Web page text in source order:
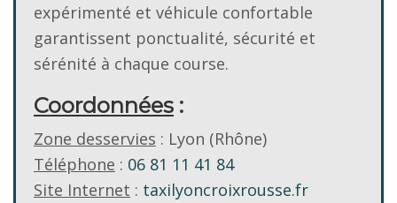
expérimenté et véhicule confortable
garantissent ponctualité, sécurité et
sérénité à chaque course.
Coordonnées :
Zone desservies : Lyon (Rhône)
Téléphone : 06 81 11 41 84
Site Internet : taxilyoncroixrousse.fr